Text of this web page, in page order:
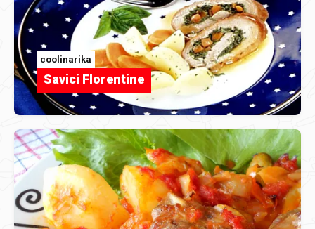
coolinarika
Savici Florentine